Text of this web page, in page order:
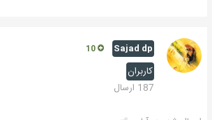
Sajad dp
کاربران
187 ارسال